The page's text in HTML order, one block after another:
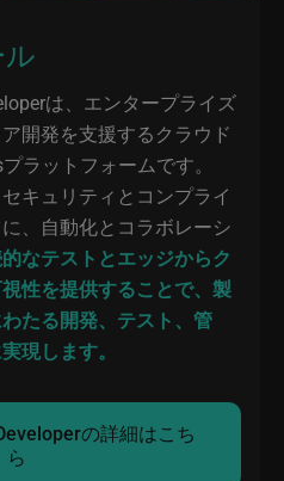
は、エンタープライズ
開発を支援するクラウド
ラットフォームです。
キュリティとコンプライ
、自動化とコラボレーシ
なテストとエッジからク
性を提供することで、製
たる開発、テスト、管
現します。
の詳細はこち
ら